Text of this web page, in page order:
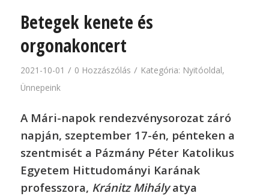
Betegek kenete és
orgonakoncert
2021-10-01 / 0 Hozzászólás / Kategória: Nyitóoldal,
Ünnepeink
A Mári-napok rendezvénysorozat záró
napján, szeptember 17-én, pénteken a
szentmisét a Pázmány Péter Katolikus
Egyetem Hittudományi Karának
professzora, Kránitz Mihályatya